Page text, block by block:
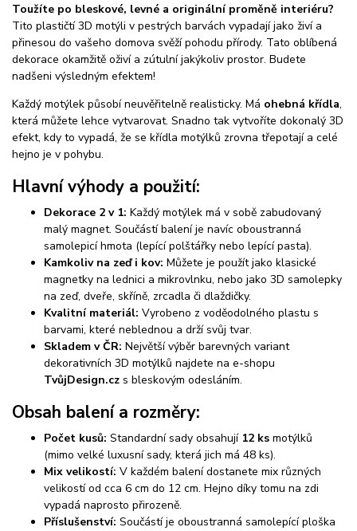
Toužíte po bleskové, levné a originální proměně interiéru?
Tito plastičtí 3D motýli v pestrých barvách vypadají jako živí a
přinesou do vašeho domova svěží pohodu přírody. Tato oblíbená
dekorace okamžitě oživí a zútulní jakýkoliv prostor. Budete
nadšeni výsledným efektem!
Každý motýlek působí neuvěřitelně realisticky. Má ohebná křídla,
která můžete lehce vytvarovat. Snadno tak vytvoříte dokonalý 3D
efekt, kdy to vypadá, že se křídla motýlků zrovna třepotají a celé
hejno je v pohybu.
Hlavní výhody a použití:
Dekorace 2 v 1: Každý motýlek má v sobě zabudovaný
malý magnet. Součástí balení je navíc oboustranná
samolepicí hmota (lepící polštářky nebo lepící pasta).
Kamkoliv na zeď i kov: Můžete je použít jako klasické
magnetky na lednici a mikrovlnku, nebo jako 3D samolepky
na zeď, dveře, skříně, zrcadla či dlaždičky.
Kvalitní materiál: Vyrobeno z voděodolného plastu s
barvami, které neblednou a drží svůj tvar.
Skladem v ČR: Největší výběr barevných variant
dekorativních 3D motýlků najdete na e-shopu
TvůjDesign.cz s bleskovým odesláním.
Obsah balení a rozměry:
Počet kusů: Standardní sady obsahují 12 ks motýlků
(mimo velké luxusní sady, která jich má 48 ks).
Mix velikostí: V každém balení dostanete mix různých
velikostí od cca 6 cm do 12 cm. Hejno díky tomu na zdi
vypadá naprosto přirozeně.
Příslušenství: Součástí je oboustranná samolepící ploška